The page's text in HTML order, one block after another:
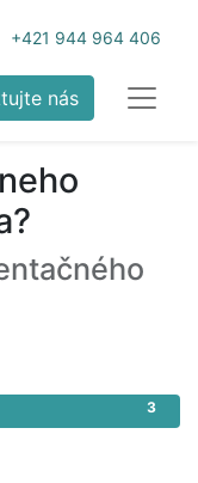
+421 944 964 406
nás
3